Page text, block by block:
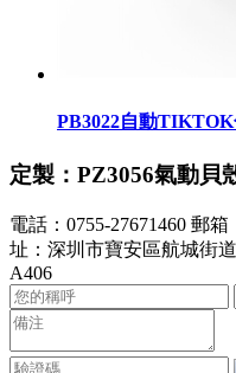
PB3022自動TIKTOK
定製：PZ3056氣動​
電話：0755-27671460 郵箱
址：深圳市寶安區航城
A406